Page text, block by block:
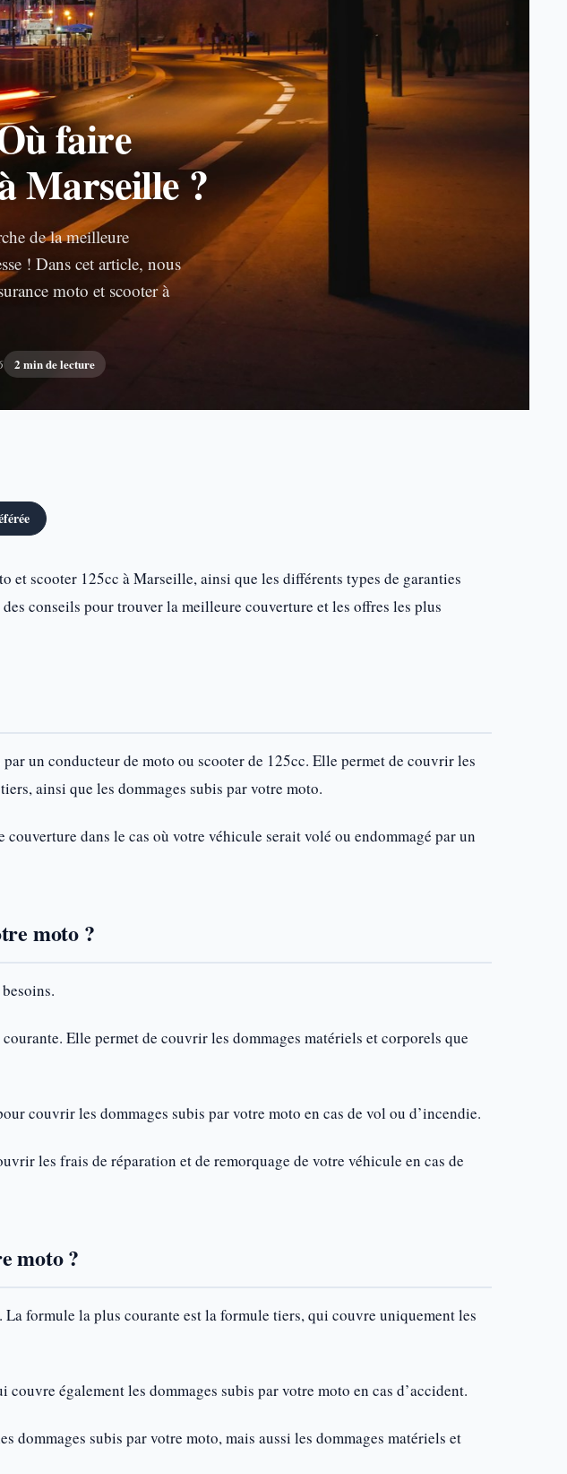
faire
Marseille ?
de la meilleure
! Dans cet article, nous
moto et scooter à
2 min de lecture
et scooter 125cc à Marseille, ainsi que les différents types de garanties
conseils pour trouver la meilleure couverture et les offres les plus
un conducteur de moto ou scooter de 125cc. Elle permet de couvrir les
ainsi que les dommages subis par votre moto.
dans le cas où votre véhicule serait volé ou endommagé par un
moto ?
Elle permet de couvrir les dommages matériels et corporels que
couvrir les dommages subis par votre moto en cas de vol ou d’incendie.
les frais de réparation et de remorquage de votre véhicule en cas de
moto ?
formule la plus courante est la formule tiers, qui couvre uniquement les
également les dommages subis par votre moto en cas d’accident.
subis par votre moto, mais aussi les dommages matériels et